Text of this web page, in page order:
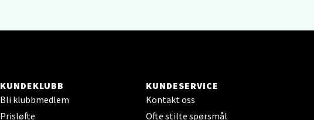
KUNDEKLUBB
Bli klubbmedlem
Prisløfte
KUNDESERVICE
Kontakt oss
Ofte stilte spørsmål
Velg